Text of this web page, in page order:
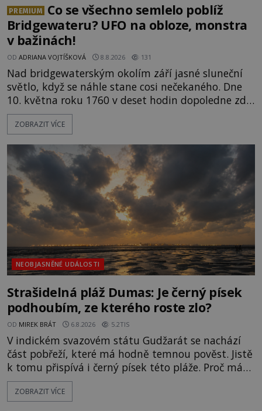
PREMIUM
Co se všechno semlelo poblíž
Bridgewateru? UFO na obloze, monstra
v bažinách!
OD ADRIANA VOJTÍŠKOVÁ 8.8.2026 131
Nad bridgewaterským okolím září jasné sluneční
světlo, když se náhle stane cosi nečekaného. Dne
10. května roku 1760 v deset hodin dopoledne zde
dojde k vůbec prvnímu historicky doloženému
přeletu UFO. Podle záznamů vyzařuje takové
jen o nějaký optický klam, nebo se zde skutečně
právě vznáší mimozemská loď
ZOBRAZIT VÍCE
NEOBJASNĚNÉ UDÁLOSTI
Strašidelná pláž Dumas: Je černý písek
podhoubím, ze kterého roste zlo?
OD MIREK BRÁT 6.8.2026 5.2TIS
V indickém svazovém státu Gudžarát se nachází
část pobřeží, které má hodně temnou pověst. Jistě
k tomu přispívá i černý písek této pláže. Proč má
pláž takové netypické zbarvení? Nakolik jsou
pravdivé historky, že zde došlo k nevysvětlitelným
ZOBRAZIT VÍCE